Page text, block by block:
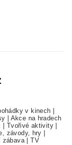
v kinech
Akce na hradech
Tvořivé aktivity
závody, hry
zábava|TV